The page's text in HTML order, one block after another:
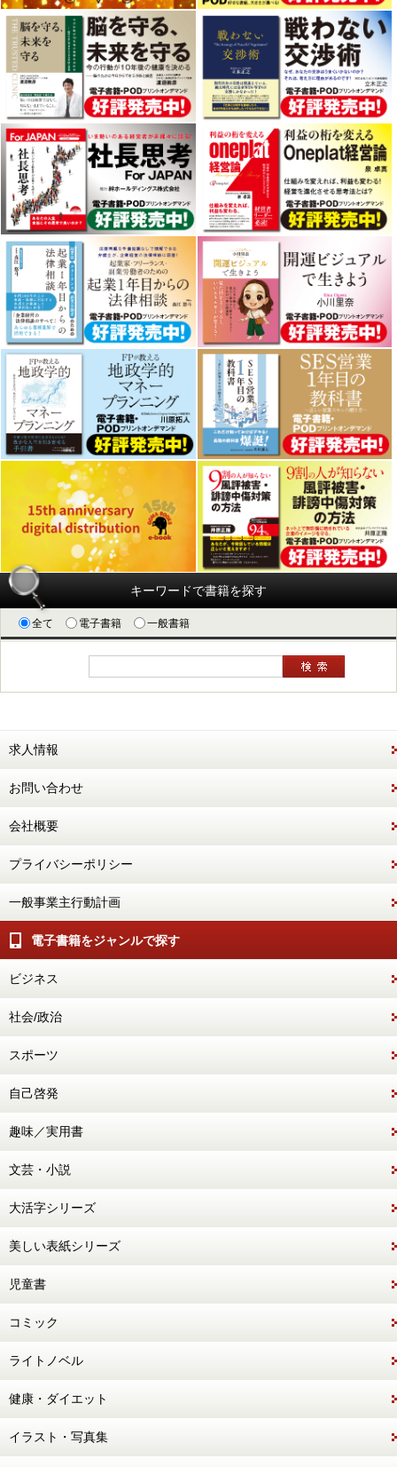
キーワードで書籍を探す
全て 電子書籍 一般書籍
求人情報
お問い合わせ
会社概要
プライバシーポリシー
一般事業主行動計画
電子書籍をジャンルで探す
ビジネス
社会/政治
スポーツ
自己啓発
趣味／実用書
文芸・小説
大活字シリーズ
美しい表紙シリーズ
児童書
コミック
ライトノベル
健康・ダイエット
イラスト・写真集